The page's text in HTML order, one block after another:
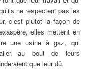
ne respectent pas les
c’est plutôt la façon de
elles mettent en
une usine à gaz, qui
au bout de leurs
que leur dû.